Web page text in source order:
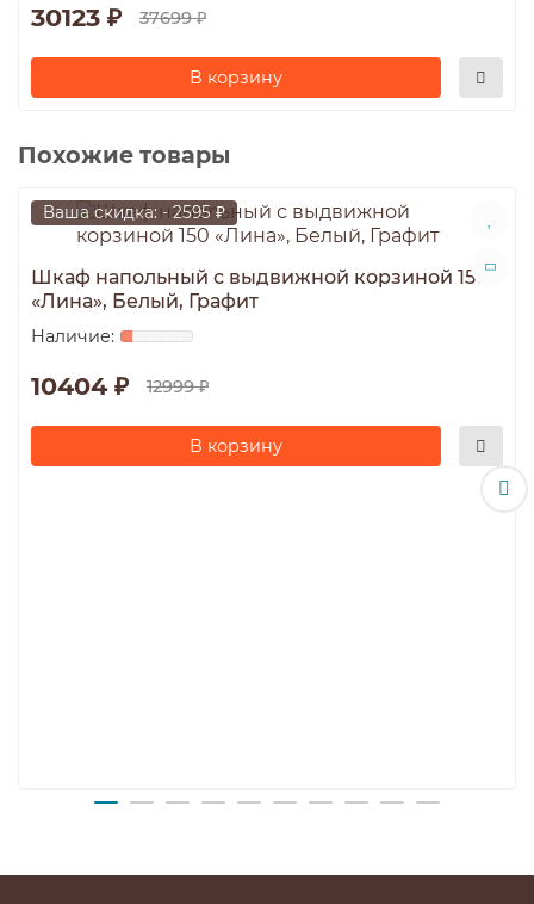
30123 ₽ 37699 ₽
В корзину
Похожие товары
Ваша скидка: - 2595 ₽
Шкаф напольный с выдвижной корзиной 150
«Лина», Белый, Графит
10404 ₽ 12999 ₽
В корзину